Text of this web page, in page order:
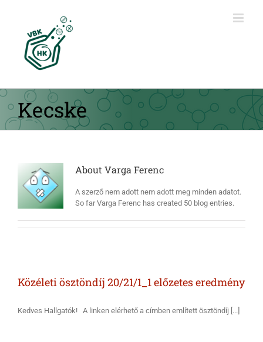
Kecske
About Varga Ferenc
A szerző nem adott nem adott meg minden adatot.
So far Varga Ferenc has created 50 blog entries.
Közéleti ösztöndíj 20/21/1_1 előzetes eredmény
Kedves Hallgatók! A linken elérhető a címben említett ösztöndíj [...]